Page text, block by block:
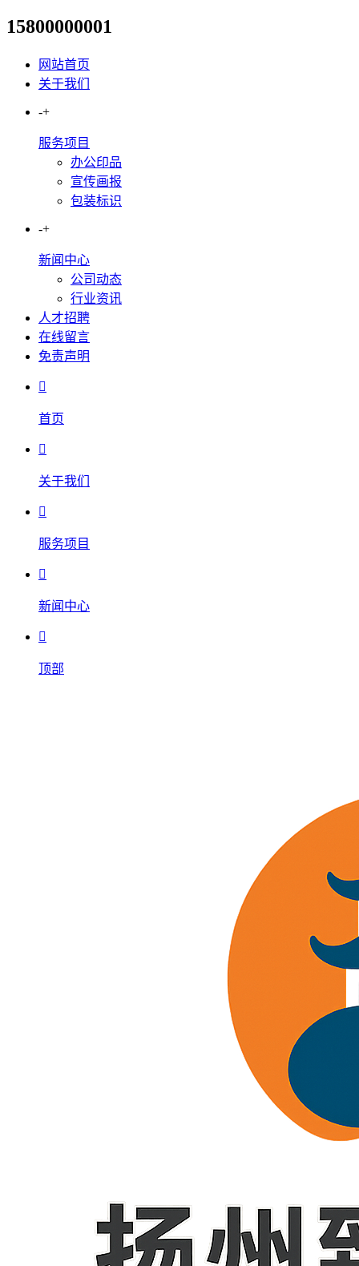
标识标牌钣金烤漆工艺全解析
15800000001
网站首页
关于我们
-+
服务项目
办公印品
宣传画报
包装标识
-+
新闻中心
公司动态
行业资讯
人才招聘
在线留言
免责声明

首页

关于我们

服务项目

新闻中心

顶部